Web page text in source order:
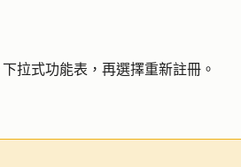
下拉式功能表，再選擇重新註冊 。